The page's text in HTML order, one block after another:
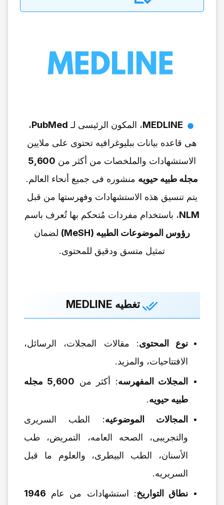
MEDLINE، المکون الرئیسی لـ PubMed،
هی قاعده بیانات ببلیوغرافیه تحتوی على ملایین
الاستشهادات والملخصات من أکثر من 5,600
مجله طبیه حیویه منشوره فی جمیع أنحاء العالم.
یتم تنسیق هذه الاستشهادات وفهرستها من قبل
NLM، باستخدام مفردات مُتحکم بها تُعرف باسم
رؤوس الموضوعات الطبیه (MeSH)
لضمان
تمثیل متسق ودقیق للمحتوى.
تغطیه MEDLINE
نوع المحتوى: مقالات المجلات، الرسائل،
الافتتاحیات، والمزید.
المجلات المفهرسه: أکثر من
5,600 مجله
طبیه حیویه.
المجالات الموضوعیه: الطب السریری
والتجریبی، الصحه العامه، التمریض، طب
الأسنان، الطب البیطری، والعلوم ما قبل
السریریه.
نطاق التواریخ: استشهادات من عام 1946